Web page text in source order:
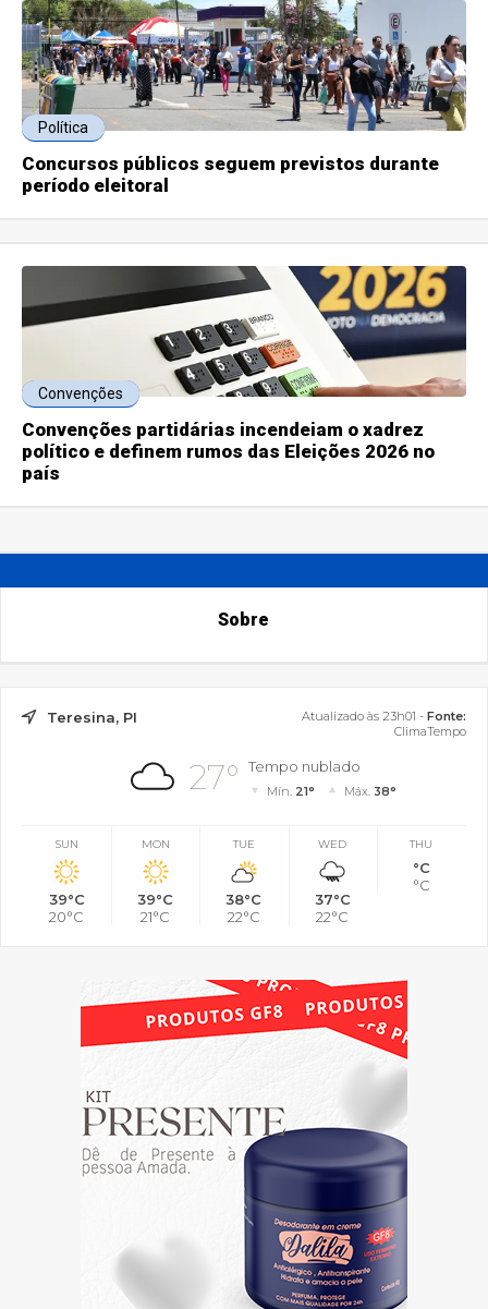
Política
Concursos públicos seguem previstos durante
período eleitoral
Convenções
Convenções partidárias incendeiam o xadrez
político e definem rumos das Eleições 2026 no
país
Sobre
Teresina, PI Atualizado às 23h01 - Fonte:
ClimaTempo
27° Tempo nublado
Mín. 21° Máx. 38°
SUN
39°C
20°C
MON
39°C
21°C
TUE
38°C
22°C
WED
37°C
22°C
THU
°C
°C